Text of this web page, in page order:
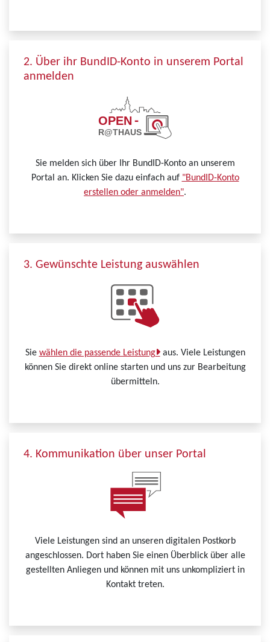
2. Über ihr BundID-Konto in unserem Portal
anmelden
Sie melden sich über Ihr BundID-Konto an unserem
Portal an. Klicken Sie dazu einfach auf "BundID-Konto
erstellen oder anmelden".
3. Gewünschte Leistung auswählen
Sie wählen die passende Leistung aus. Viele Leistungen
können Sie direkt online starten und uns zur Bearbeitung
übermitteln.
4. Kommunikation über unser Portal
Viele Leistungen sind an unseren digitalen Postkorb
angeschlossen. Dort haben Sie einen Überblick über alle
gestellten Anliegen und können mit uns unkompliziert in
Kontakt treten.